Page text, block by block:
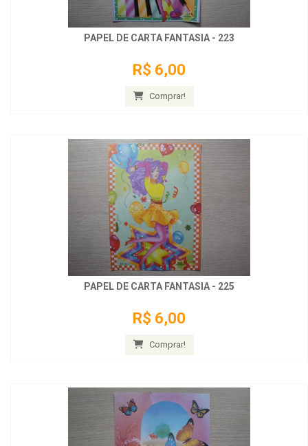
PAPEL DE CARTA FANTASIA - 223
R$ 6,00
Comprar!
PAPEL DE CARTA FANTASIA - 225
R$ 6,00
Comprar!